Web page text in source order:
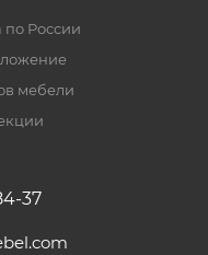
по России
мебели
37